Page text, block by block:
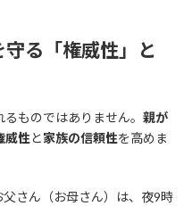
守る「権威性」と
るものではありません。 親が
威性と家族の信頼性を高めま
父さん（お母さん）は、夜9時